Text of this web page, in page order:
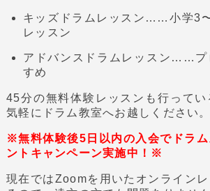
キッズドラムレッスン……小学3
レッスン
アドバンスドラムレッスン……プ
すめ
45分の無料体験レッスンも行ってい
気軽にドラム教室へお越しください。
※無料体験後5日以内の入会でドラ
ントキャンペーン実施中！※
現在ではZoomを用いたオンライン